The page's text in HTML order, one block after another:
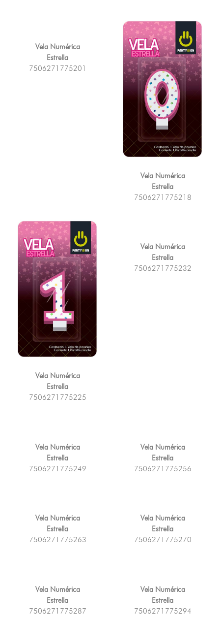
Vela Numérica
Estrella
7506271775201
Vela Numérica
Estrella
7506271775218
Vela Numérica
Estrella
7506271775225
Vela Numérica
Estrella
7506271775232
Vela Numérica
Estrella
7506271775249
Vela Numérica
Estrella
7506271775256
Vela Numérica
Estrella
7506271775263
Vela Numérica
Estrella
7506271775270
Vela Numérica
Estrella
7506271775287
Vela Numérica
Estrella
7506271775294